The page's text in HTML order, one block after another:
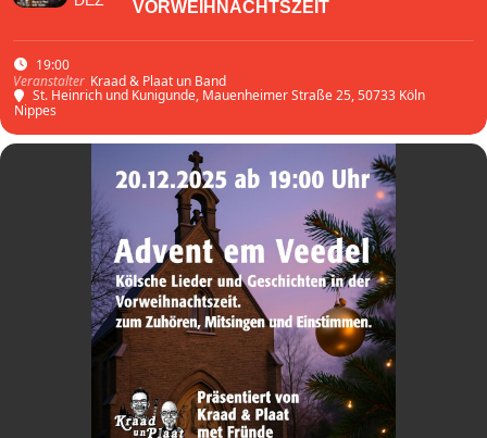
19:00
Veranstalter Kraad & Plaat un Band
St. Heinrich und Kunigunde, Mauenheimer Straße 25, 50733 Köln
Nippes
VORWEIHNACHTSZEIT